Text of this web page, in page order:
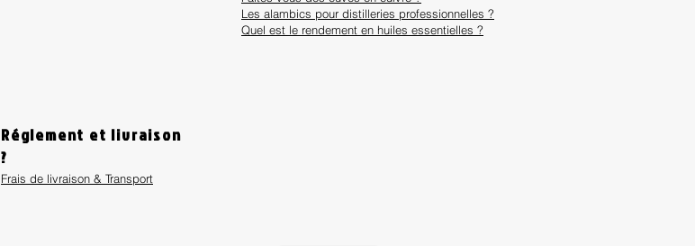
Les alambics pour distilleries professionnelles ?
Quel est le rendement en huiles essentielles ?
Réglement et livraison
?
Frais de livraison & Transport